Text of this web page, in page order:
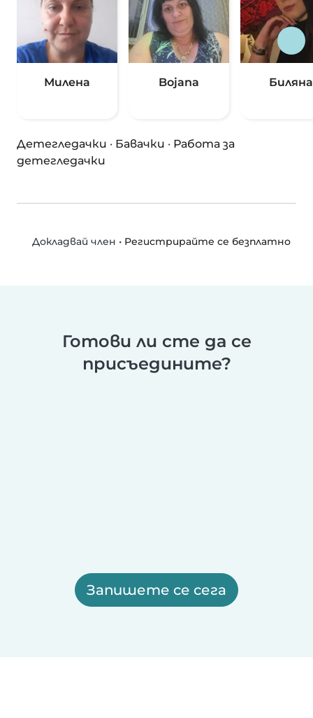
Милена Bojana Биляна
Детегледачки · Бавачки · Работа за
детегледачки
Докладвай член • Регистрирайте се безплатно
Готови ли сте да се
присъедините?
Запишете се сега